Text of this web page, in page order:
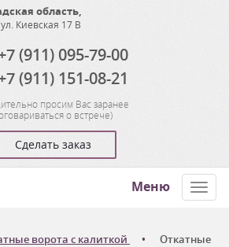
область,
ул. Киевская 17 В
(911) 095-79-00
(911) 151-08-21
просим Вас заранее
о встрече)
Сделать заказ
Меню
ворота с калиткой
Откатные